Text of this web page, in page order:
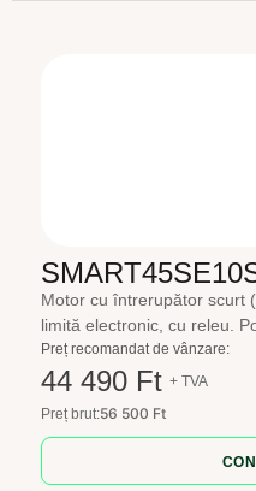
Motor cu întrerupător scurt
limită electronic, cu releu.
Preț recomandat de vânzare:
44 490 Ft + TVA
Preț brut:56 500 Ft